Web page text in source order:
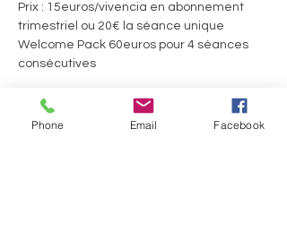
Prix : 15euros/vivencia en abonnement
trimestriel ou 20€ la séance unique
Welcome Pack 60euros pour 4 séances
consécutives
Ils.Elles témoignent :
En lire plus >
Phone Email Facebook